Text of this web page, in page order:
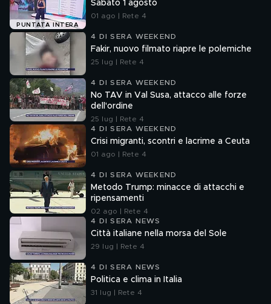
PUNTATA INTERA
Sabato 1 agosto
01 ago | Rete 4
4 DI SERA WEEKEND
Fakir, nuovo filmato riapre le polemiche
25 lug | Rete 4
4 DI SERA WEEKEND
No TAV in Val Susa, attacco alle forze
dell'ordine
25 lug | Rete 4
4 DI SERA WEEKEND
Crisi migranti, scontri e lacrime a Ceuta
01 ago | Rete 4
4 DI SERA WEEKEND
Metodo Trump: minacce di attacchi e
ripensamenti
02 ago | Rete 4
4 DI SERA NEWS
Città italiane nella morsa del Sole
29 lug | Rete 4
4 DI SERA NEWS
Politica e clima in Italia
31 lug | Rete 4